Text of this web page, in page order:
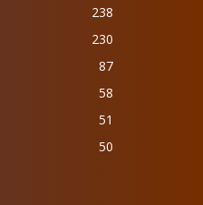
238
230
87
58
51
50